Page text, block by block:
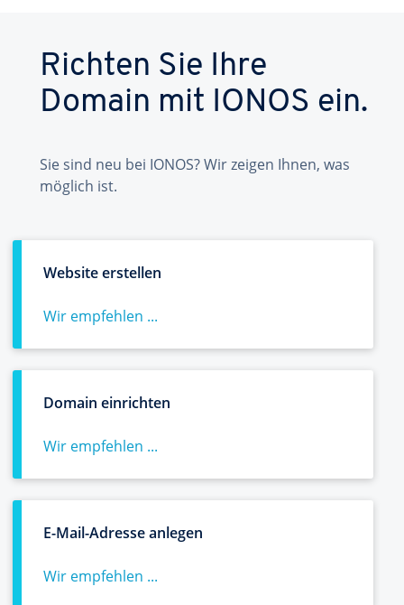
Richten Sie Ihre
Domain mit IONOS ein.
Sie sind neu bei IONOS? Wir zeigen Ihnen, was
möglich ist.
Website erstellen
Wir empfehlen ...
Domain einrichten
Wir empfehlen ...
E-Mail-Adresse anlegen
Wir empfehlen ...